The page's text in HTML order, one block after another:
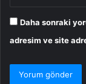
Daha sonraki
adresim ve site